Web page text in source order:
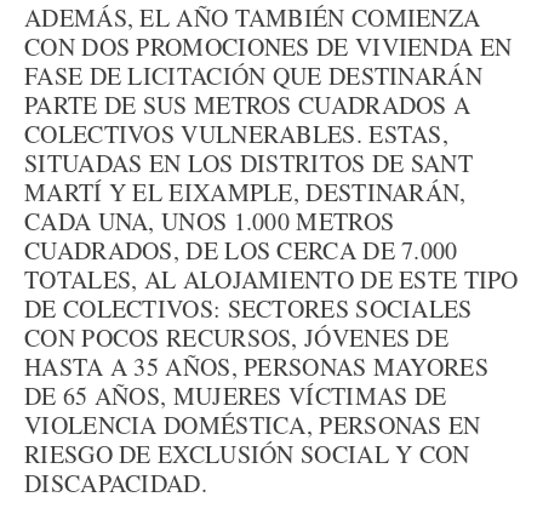
ADEMÁS, EL AÑO TAMBIÉN COMIENZA
CON DOS PROMOCIONES DE VIVIENDA EN
FASE DE LICITACIÓN QUE DESTINARÁN
PARTE DE SUS METROS CUADRADOS A
COLECTIVOS VULNERABLES. ESTAS,
SITUADAS EN LOS DISTRITOS DE SANT
MARTÍ Y EL EIXAMPLE, DESTINARÁN,
CADA UNA, UNOS 1.000 METROS
CUADRADOS, DE LOS CERCA DE 7.000
TOTALES, AL ALOJAMIENTO DE ESTE TIPO
DE COLECTIVOS: SECTORES SOCIALES
CON POCOS RECURSOS, JÓVENES DE
HASTA A 35 AÑOS, PERSONAS MAYORES
DE 65 AÑOS, MUJERES VÍCTIMAS DE
VIOLENCIA DOMÉSTICA, PERSONAS EN
RIESGO DE EXCLUSIÓN SOCIAL Y CON
DISCAPACIDAD.